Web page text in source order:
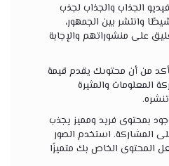
الجذاب والجذاب لجذب
وانتشر بين الجمهور،
على منشوراتهم والإجابة
من أن محتوىك يقدم قيمة
المعلومات والمثيرة
بمحتوى فريد ومميز يجذب
المشاركة. استخدم الصور
المحتوى الخاص بك متميزًا